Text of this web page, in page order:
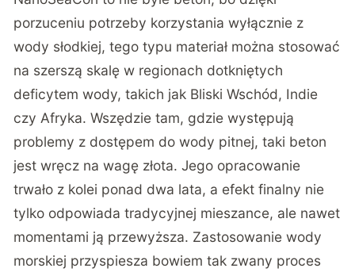
porzuceniu potrzeby korzystania wyłącznie z
wody słodkiej, tego typu materiał można stosować
na szerszą skalę w regionach dotkniętych
deficytem wody, takich jak Bliski Wschód, Indie
czy Afryka. Wszędzie tam, gdzie występują
problemy z dostępem do wody pitnej, taki beton
jest wręcz na wagę złota. Jego opracowanie
trwało z kolei ponad dwa lata, a efekt finalny nie
tylko odpowiada tradycyjnej mieszance, ale nawet
momentami ją przewyższa. Zastosowanie wody
morskiej przyspiesza bowiem tak zwany proces